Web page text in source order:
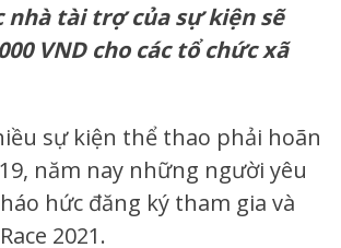
nhà tài trợ của sự kiện sẽ
VND cho các tổ chức xã
sự kiện thể thao phải hoãn
năm nay những người yêu
hức đăng ký tham gia và
2021.